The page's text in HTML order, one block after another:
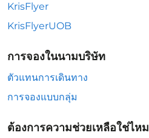
KrisFlyer
KrisFlyerUOB
การจองในนามบริษัท
ตัวแทนการเดินทาง
การจองแบบกลุ่ม
ต้องการความช่วยเหลือใช่ไหม